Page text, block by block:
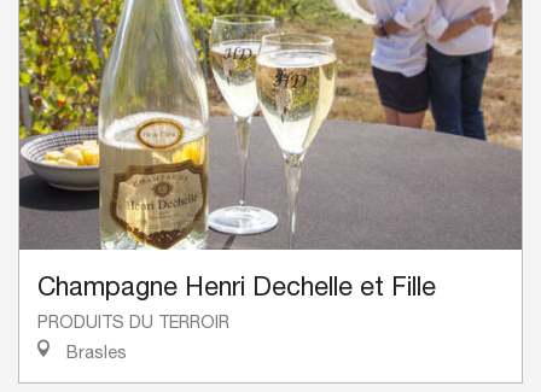
Champagne Henri Dechelle et Fille
PRODUITS DU TERROIR
Brasles